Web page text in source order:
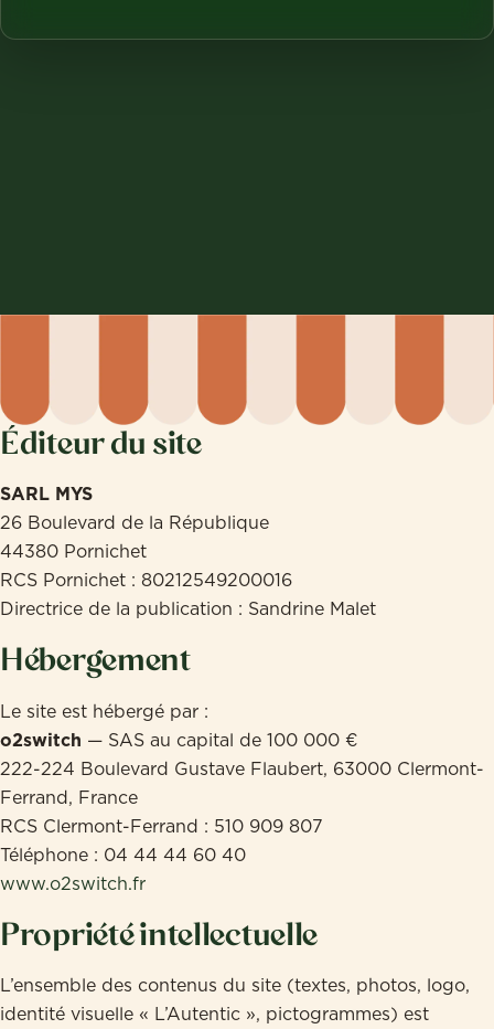
Éditeur du site
SARL MYS
26 Boulevard de la République
44380 Pornichet
RCS Pornichet : 80212549200016
Directrice de la publication : Sandrine Malet
Hébergement
Le site est hébergé par :
o2switch — SAS au capital de 100 000 €
222-224 Boulevard Gustave Flaubert, 63000 Clermont-
Ferrand, France
RCS Clermont-Ferrand : 510 909 807
Téléphone : 04 44 44 60 40
www.o2switch.fr
Propriété intellectuelle
L’ensemble des contenus du site (textes, photos, logo,
identité visuelle « L’Autentic », pictogrammes) est